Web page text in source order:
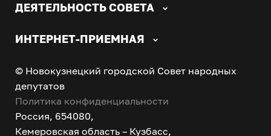
ДЕЯТЕЛЬНОСТЬ СОВЕТА
ИНТЕРНЕТ-ПРИЕМНАЯ
© Новокузнецкий городской Совет народных
депутатов
Политика конфиденциальности
Россия, 654080,
Кемеровская область – Кузбасс,